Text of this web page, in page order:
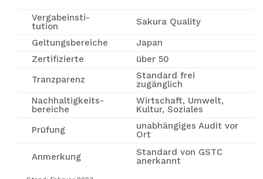
Vergabe­insti­
tution
Sakura Quality
Geltungsbereiche
Japan
Zertifizierte
über 50
Tranzparenz
Standard frei
zugänglich
Nachhaltigkeits-
bereiche
Wirtschaft, Umwelt,
Kultur, Soziales
Prüfung
unabhängiges Audit vor
Ort
Anmerkung
Standard von GSTC
anerkannt